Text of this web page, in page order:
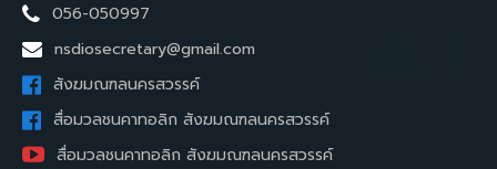
056-050997
nsdiosecretary@gmail.com
สังฆมณฑลนครสวรรค์
สื่อมวลชนคาทอลิก สังฆมณฑลนครสวรรค์
สื่อมวลชนคาทอลิก สังฆมณฑลนครสวรรค์